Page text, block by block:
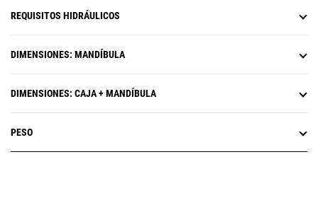
REQUISITOS HIDRÁULICOS
DIMENSIONES: MANDÍBULA
DIMENSIONES: CAJA + MANDÍBULA
PESO